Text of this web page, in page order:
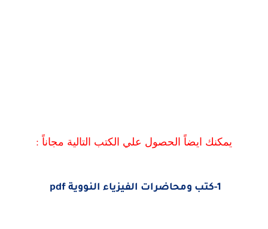
يمكنك ايضاً الحصول علي الكتب التالية مجاناً :
1-كتب ومحاضرات الفيزياء النووية pdf